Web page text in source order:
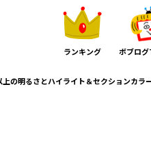
ランキング ボブログ
上の明るさとハイライト＆セクションカ